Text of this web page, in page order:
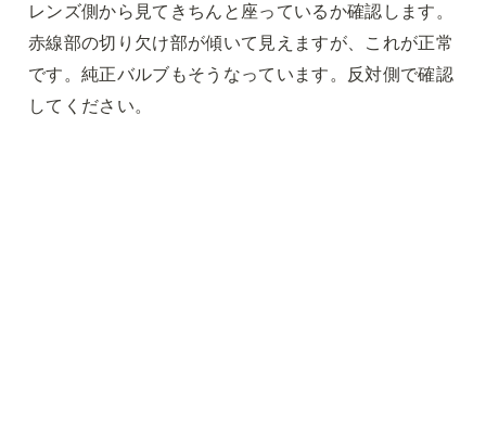
レンズ側から見てきちんと座っているか確認します。
赤線部の切り欠け部が傾いて見えますが、これが正常
です。純正バルブもそうなっています。反対側で確認
してください。